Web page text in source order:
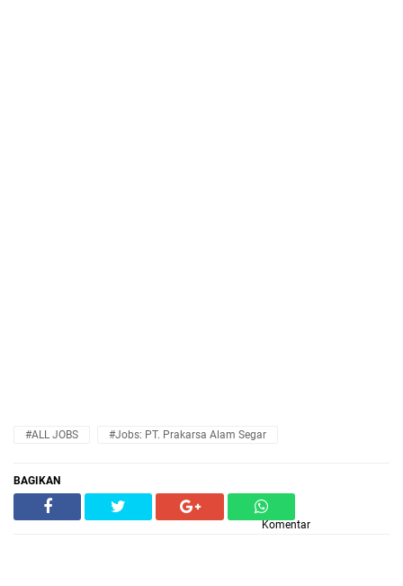
#ALL JOBS #Jobs: PT. Prakarsa Alam Segar
BAGIKAN
Komentar